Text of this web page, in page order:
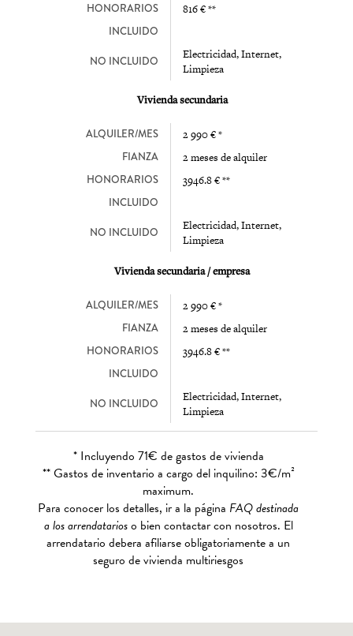
HONORARIOS 816 € **
INCLUIDO
NO INCLUIDO
Electricidad, Internet,
Limpieza
Vivienda secundaria
ALQUILER/MES 2 990 € *
FIANZA 2 meses de alquiler
HONORARIOS 3946.8 € **
INCLUIDO
NO INCLUIDO
Electricidad, Internet,
Limpieza
Vivienda secundaria / empresa
ALQUILER/MES 2 990 € *
FIANZA 2 meses de alquiler
HONORARIOS 3946.8 € **
INCLUIDO
NO INCLUIDO
Electricidad, Internet,
Limpieza
* Incluyendo 71€ de gastos de vivienda
** Gastos de inventario a cargo del inquilino: 3€/m²
maximum.
Para conocer los detalles, ir a la página FAQ destinada
a los arrendatarioso bien contactar con nosotros. El
arrendatario debera afiliarse obligatoriamente a un
seguro de vivienda multiriesgos